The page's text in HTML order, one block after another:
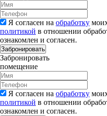
Я согласен на обработку
политикой в отношении
ознакомлен и согласен.
Забронировать
Забронировать
помещение
Я согласен на обработку
политикой в отношении
ознакомлен и согласен.